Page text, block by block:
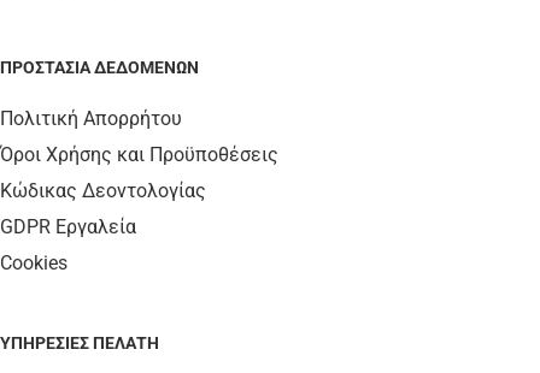
ΠΡΟΣΤΑΣΊΑ ΔΕΔΟΜΈΝΩΝ
Πολιτική Απορρήτου
Όροι Χρήσης και Προϋποθέσεις
Κώδικας Δεοντολογίας
GDPR Εργαλεία
Cookies
ΥΠΗΡΕΣΊΕΣ ΠΕΛΆΤΗ